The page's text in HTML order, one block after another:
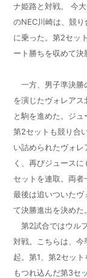
ナ姫路と対戦。 今
のNEC川崎は、競
に乗った。第2セッ
ート勝ちを収めて決
一方、男子準決勝
を演じたヴォレア
と駒を進めた。ジュ
第2セットも競り合
い詰められたヴォ
く、再びジュース
セットを連取。両者
最後は追いついたヴ
て決勝進出を決めた。
第2試合ではウル
対戦。こちらは、
起。第1、第2セッ
もつれ込んだ第3セ